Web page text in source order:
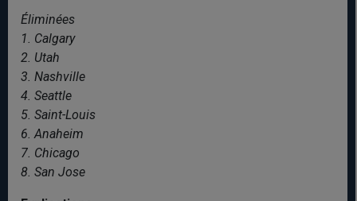
Éliminées
1. Calgary
2. Utah
3. Nashville
4. Seattle
5. Saint-Louis
6. Anaheim
7. Chicago
8. San Jose